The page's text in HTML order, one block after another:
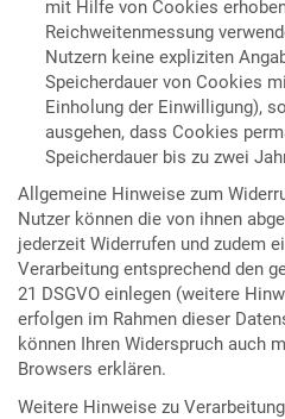
mit Hilfe von Cookies
Reichweitenmessung
Nutzern keine expliziten
Speicherdauer von Cookies
Einholung der Einwilligung),
ausgehen, dass Cookies
Speicherdauer bis zu zwei
Allgemeine Hinweise zum
Nutzer können die von ihnen
jederzeit Widerrufen und zudem
Verarbeitung entsprechend den
21 DSGVO einlegen (weitere
erfolgen im Rahmen dieser
können Ihren Widerspruch auch
Browsers erklären.
Weitere Hinweise zu